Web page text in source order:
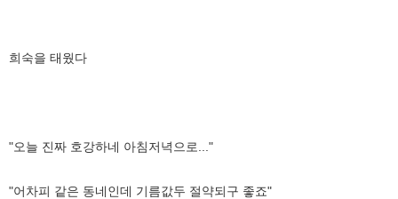
희숙을 태웠다
"오늘 진짜 호강하네 아침저녁으로..."
"어차피 같은 동네인데 기름값두 절약되구 좋죠"